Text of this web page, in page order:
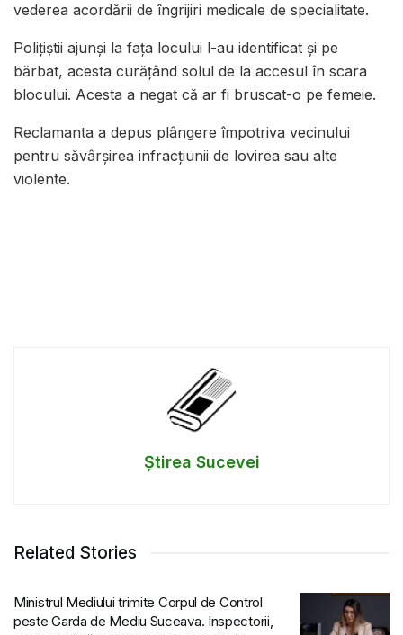
vederea acordării de îngrijiri medicale de specialitate.
Polițiștii ajunși la fața locului l-au identificat și pe
bărbat, acesta curățând solul de la accesul în scara
blocului. Acesta a negat că ar fi bruscat-o pe femeie.
Reclamanta a depus plângere împotriva vecinului
pentru săvârșirea infracțiunii de lovirea sau alte
violente.
Știrea Sucevei
Related Stories
Ministrul Mediului trimite Corpul de Control
peste Garda de Mediu Suceava. Inspectorii,